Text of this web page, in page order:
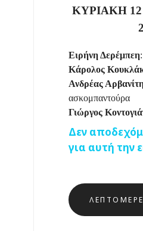
ΚΥΡΙΑΚΗ
2
Ειρήνη Δερέμπεη
Κάρολος
Ανδρέας
ασκομπαντούρα
Γιώργος
Δεν
για αυτή την